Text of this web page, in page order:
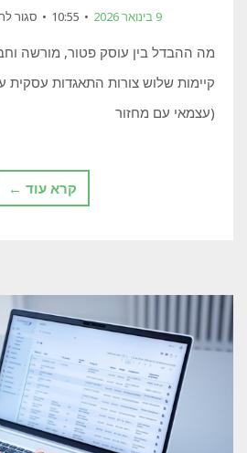
9 בינואר 2026 10:55 סגור
מה ההבדל בין עוסק פטור, מורשה
קיימות שלוש צורות התאגדות עסקית
(עצמאי עם מחזור
קרא עוד ←